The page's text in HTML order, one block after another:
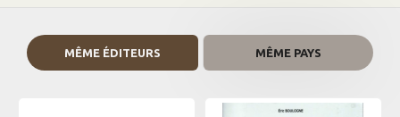
MÊME ÉDITEURS MÊME PAYS